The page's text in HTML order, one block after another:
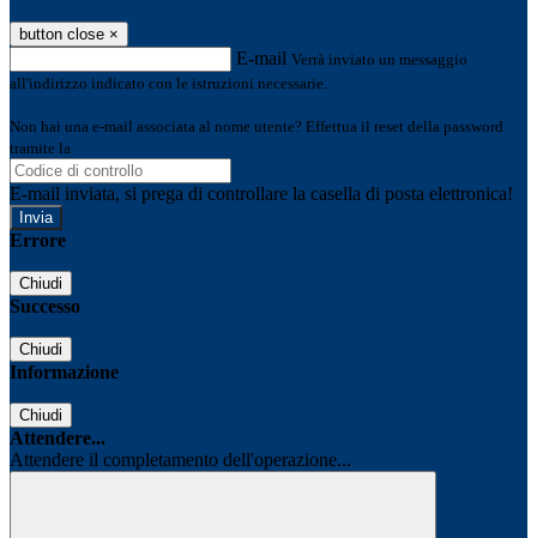
button close ×
E-mail Verrà inviato un messaggio
all'indirizzo indicato con le istruzioni necessarie.
Non hai una e-mail associata al nome utente? Effettua il reset della password
tramite la
E-mail inviata, si prega di controllare la casella di posta elettronica!
Errore
Chiudi
Successo
Chiudi
Informazione
Chiudi
Attendere...
Attendere il completamento dell'operazione...